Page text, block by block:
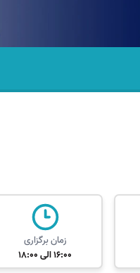
زمان برگزاری
16:00 الی 18:00